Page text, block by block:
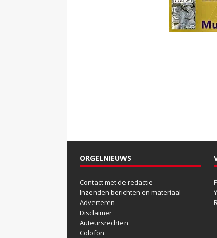
ORGELNIEUWS
Contact met de redactie
Inzenden berichten en materiaal
Adverteren
Disclaimer
Auteursrechten
Colofon